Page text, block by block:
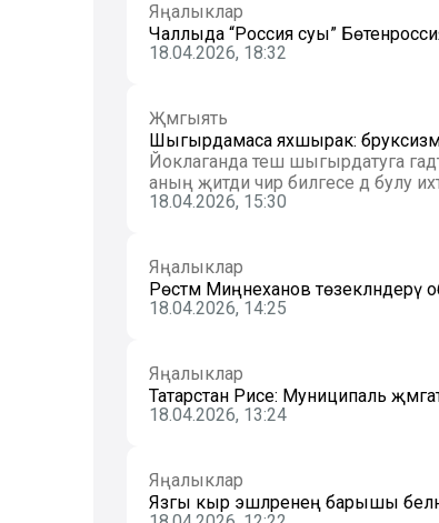
Яңалыклар
Чаллыда “Россия суы”
18.04.2026, 18:32
Җәмгыять
Шыгырдамаса яхшырак:
Йоклаганда теш шыгырдатуга
аның җитди чир билгесе дә булу
18.04.2026, 15:30
Яңалыклар
Рөстәм Миңнеханов
18.04.2026, 14:25
Яңалыклар
Татарстан Рәисе: Муниципаль
18.04.2026, 13:24
Яңалыклар
Язгы кыр эшләренең барышы